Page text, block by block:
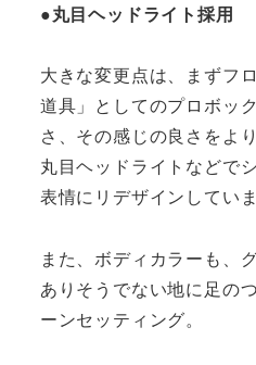
●丸目ヘッドライト採用
大きな変更点は、まずフ
道具」としてのプロボッ
さ、その感じの良さをよ
丸目ヘッドライトなどで
表情にリデザインしていま
また、ボディカラーも、
ありそうでない地に足の
ーンセッティング。